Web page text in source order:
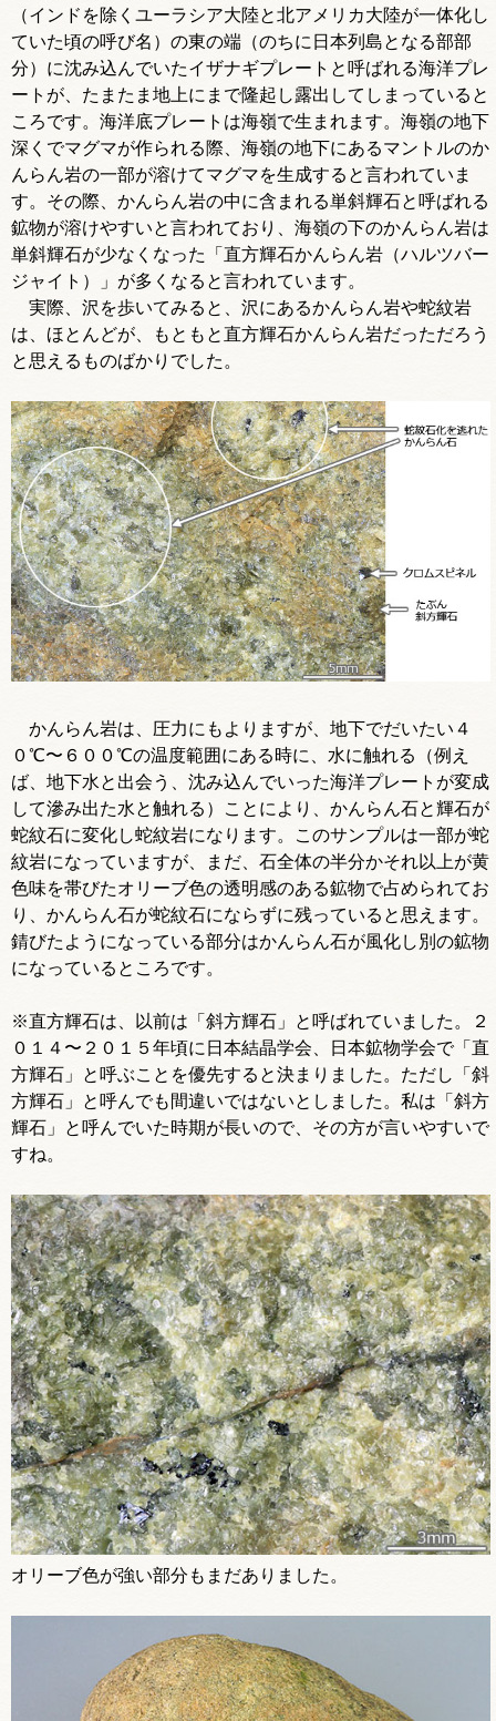
（インドを除くユーラシア大陸と北アメリカ大陸が一体化し
ていた頃の呼び名）の東の端（のちに日本列島となる部部
分）に沈み込んでいたイザナギプレートと呼ばれる海洋プレ
ートが、たまたま地上にまで隆起し露出してしまっていると
ころです。海洋底プレートは海嶺で生まれます。海嶺の地下
深くでマグマが作られる際、海嶺の地下にあるマントルのか
んらん岩の一部が溶けてマグマを生成すると言われていま
す。その際、かんらん岩の中に含まれる単斜輝石と呼ばれる
鉱物が溶けやすいと言われており、海嶺の下のかんらん岩は
単斜輝石が少なくなった「直方輝石かんらん岩（ハルツバー
ジャイト）」が多くなると言われています。
実際、沢を歩いてみると、沢にあるかんらん岩や蛇紋岩
は、ほとんどが、もともと直方輝石かんらん岩だっただろう
と思えるものばかりでした。
かんらん岩は、圧力にもよりますが、地下でだいたい４
０℃〜６００℃の温度範囲にある時に、水に触れる（例え
ば、地下水と出会う、沈み込んでいった海洋プレートが変成
して滲み出た水と触れる）ことにより、かんらん石と輝石が
蛇紋石に変化し蛇紋岩になります。このサンプルは一部が蛇
紋岩になっていますが、まだ、石全体の半分かそれ以上が黄
色味を帯びたオリーブ色の透明感のある鉱物で占められてお
り、かんらん石が蛇紋石にならずに残っていると思えます。
錆びたようになっている部分はかんらん石が風化し別の鉱物
になっているところです。
※直方輝石は、以前は「斜方輝石」と呼ばれていました。２
０１４〜２０１５年頃に日本結晶学会、日本鉱物学会で「直
方輝石」と呼ぶことを優先すると決まりました。ただし「斜
方輝石」と呼んでも間違いではないとしました。私は「斜方
輝石」と呼んでいた時期が長いので、その方が言いやすいで
すね。
オリーブ色が強い部分もまだありました。